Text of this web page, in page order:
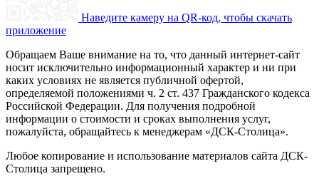
Наведите камеру на QR-код, чтобы скачать
приложение
Обращаем Ваше внимание на то, что данный интернет-сайт
носит исключительно информационный характер и ни при
каких условиях не является публичной офертой,
определяемой положениями ч. 2 ст. 437 Гражданского кодекса
Российской Федерации. Для получения подробной
информации о стоимости и сроках выполнения услуг,
пожалуйста, обращайтесь к менеджерам «ДСК-Столица».
Любое копирование и использование материалов сайта ДСК-
Столица запрещено.